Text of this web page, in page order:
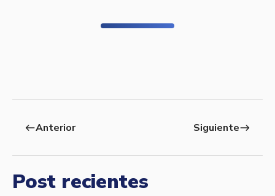
westAnterior Siguienteeast
Post recientes